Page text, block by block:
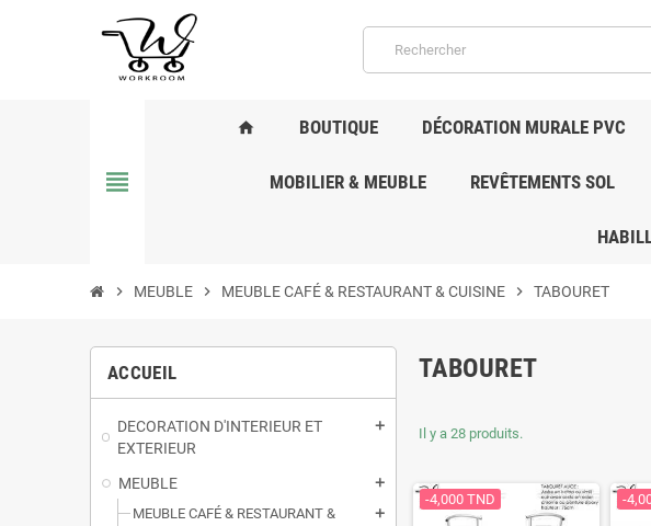
view_headline
home BOUTIQUE DÉCORATION MURALE PVC
MOBILIER & MEUBLE REVÊTEMENTS SOL
chevron_right MEUBLE chevron_right MEUBLE CAFÉ & RESTAURANT & CUISINE chevron_right TABOURET
ACCUEIL
DECORATION D'INTERIEUR ET
EXTERIEUR
add
MEUBLE add
MEUBLE CAFÉ & RESTAURANT &
add
TABOURET
Il y a 28 produits.
-4,000 TND -